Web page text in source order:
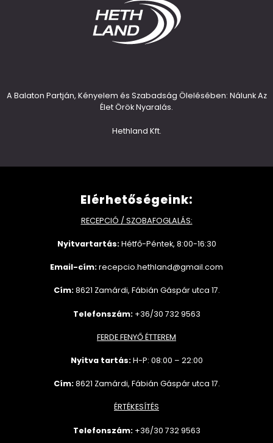
A Balaton Partján, Kényelem és Szabadság Ölelésében: Nálunk Az
Élet Örök Nyaralás.
Hethland Kft.
Elérhetőségeink:
RECEPCIÓ / SZOBAFOGLALÁS:
Nyitvartartás:Hétfő-Péntek, 8:00-16:30
Email-cím:recepcio.hethland@gmail.com
Cím:8621 Zamárdi, Fábián Gáspár utca 17.
Telefonszám: +36/30 732 9563
FERDE FENYŐ ÉTTEREM
Nyitva tartás:H-P: 08:00 – 22:00
Cím:8621 Zamárdi, Fábián Gáspár utca 17.
ÉRTÉKESÍTÉS
Telefonszám: +36/30 7329563